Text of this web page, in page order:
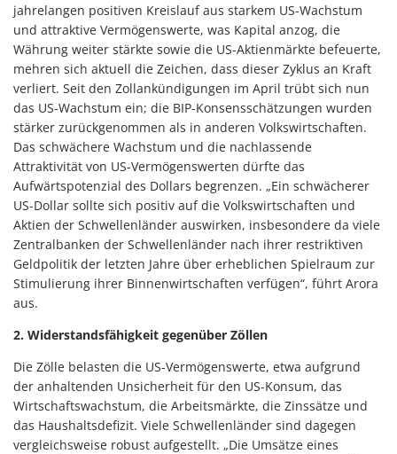
jahrelangen positiven Kreislauf aus starkem US-Wachstum
und attraktive Vermögenswerte, was Kapital anzog, die
Währung weiter stärkte sowie die US-Aktienmärkte befeuerte,
mehren sich aktuell die Zeichen, dass dieser Zyklus an Kraft
verliert. Seit den Zollankündigungen im April trübt sich nun
das US-Wachstum ein; die BIP-Konsensschätzungen wurden
stärker zurückgenommen als in anderen Volkswirtschaften.
Das schwächere Wachstum und die nachlassende
Attraktivität von US-Vermögenswerten dürfte das
Aufwärtspotenzial des Dollars begrenzen. „Ein schwächerer
US-Dollar sollte sich positiv auf die Volkswirtschaften und
Aktien der Schwellenländer auswirken, insbesondere da viele
Zentralbanken der Schwellenländer nach ihrer restriktiven
Geldpolitik der letzten Jahre über erheblichen Spielraum zur
Stimulierung ihrer Binnenwirtschaften verfügen“, führt Arora
aus.
2. Widerstandsfähigkeit gegenüber Zöllen
Die Zölle belasten die US-Vermögenswerte, etwa aufgrund
der anhaltenden Unsicherheit für den US-Konsum, das
Wirtschaftswachstum, die Arbeitsmärkte, die Zinssätze und
das Haushaltsdefizit. Viele Schwellenländer sind dagegen
vergleichsweise robust aufgestellt. „Die Umsätze eines